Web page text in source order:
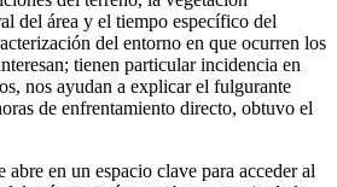
del área y el tiempo específico del
del entorno en que ocurren los
tienen particular incidencia en
nos ayudan a explicar el fulgurante
de enfrentamiento directo, obtuvo el
abre en un espacio clave para acceder al